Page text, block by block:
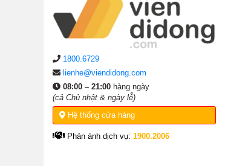
1800.6729
lienhe@viendidong.com
08:00 – 21:00 hàng ngày
(cả Chủ nhật & ngày lễ)
Hệ thống cửa hàng
Phản ánh dịch vụ: 1900.2006